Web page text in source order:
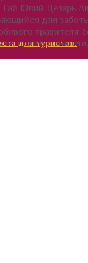
для туристов.
Гай Юлий Цезарь
для